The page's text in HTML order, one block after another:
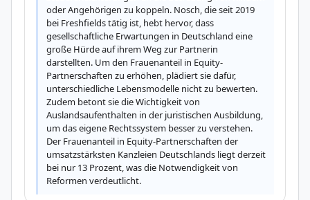
oder Angehörigen zu koppeln. Nosch, die seit 2019
bei Freshfields tätig ist, hebt hervor, dass
gesellschaftliche Erwartungen in Deutschland eine
große Hürde auf ihrem Weg zur Partnerin
darstellten. Um den Frauenanteil in Equity-
Partnerschaften zu erhöhen, plädiert sie dafür,
unterschiedliche Lebensmodelle nicht zu bewerten.
Zudem betont sie die Wichtigkeit von
Auslandsaufenthalten in der juristischen Ausbildung,
um das eigene Rechtssystem besser zu verstehen.
Der Frauenanteil in Equity-Partnerschaften der
umsatzstärksten Kanzleien Deutschlands liegt derzeit
bei nur 13 Prozent, was die Notwendigkeit von
Reformen verdeutlicht.